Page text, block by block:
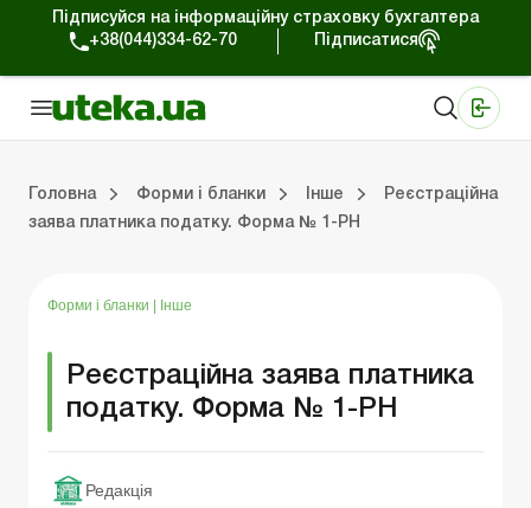
Підписуйся на інформаційну страховку бухгалтера
+38(044)334-62-70
Підписатися
Головна Форми і бланки Інше
Реєстраційна
заява платника податку. Форма № 1-РН
Форми і бланки Інше
Реєстраційна заява платника
податку. Форма № 1-РН
Редакція